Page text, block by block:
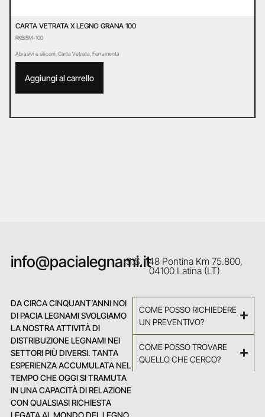
CARTA VETRATA X LEGNO GRANA 100
RKBI5M-100
Abrasivi e siliconi Carta Vetrata Ferramenta
Aggiungi al carrello
info@pacialegnami.itS.S. 148 Pontina Km 75.800,
04100 Latina (LT)
DA CIRCA CINQUANT’ANNI NOI
DI PACIA LEGNAMI SVOLGIAMO
LA NOSTRA ATTIVITÀ DI
DISTRIBUZIONE LEGNAMI NEI
SETTORI PIÙ DIVERSI. TANTA
ESPERIENZA ACCUMULATA NEL
TEMPO CHE OGGI SI TRAMUTA
IN UNA CAPACITÀ DI RELAZIONE
CON QUALSIASI RICHIESTA
LEGATA AL MONDO DEL LEGNO.
COME POSSO RICHIEDERE
UN PREVENTIVO?
COME POSSO TROVARE
QUELLO CHE CERCO?